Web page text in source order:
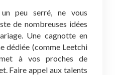
peu serré, ne vous
de nombreuses idées
Une cagnotte en
dédiée (comme Leetchi
à vos proches de
Faire appel aux talents